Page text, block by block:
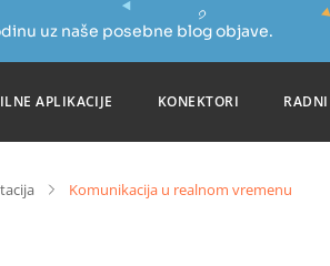
uz naše posebne blog objave.
APLIKACIJE KONEKTORI
Komunikacija u realnom vremenu